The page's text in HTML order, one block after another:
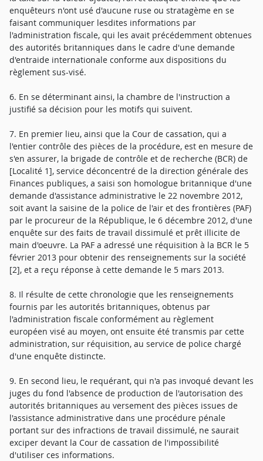
enquêteurs n'ont usé d'aucune ruse ou stratagème en se
faisant communiquer lesdites informations par
l'administration fiscale, qui les avait précédemment obtenues
des autorités britanniques dans le cadre d'une demande
d'entraide internationale conforme aux dispositions du
règlement sus-visé.
6. En se déterminant ainsi, la chambre de l'instruction a
justifié sa décision pour les motifs qui suivent.
7. En premier lieu, ainsi que la Cour de cassation, qui a
l'entier contrôle des pièces de la procédure, est en mesure de
s'en assurer, la brigade de contrôle et de recherche (BCR) de
[Localité 1], service déconcentré de la direction générale des
Finances publiques, a saisi son homologue britannique d'une
demande d'assistance administrative le 22 novembre 2012,
soit avant la saisine de la police de l'air et des frontières (PAF)
par le procureur de la République, le 6 décembre 2012, d'une
enquête sur des faits de travail dissimulé et prêt illicite de
main d'oeuvre. La PAF a adressé une réquisition à la BCR le 5
février 2013 pour obtenir des renseignements sur la société
[2], et a reçu réponse à cette demande le 5 mars 2013.
8. Il résulte de cette chronologie que les renseignements
fournis par les autorités britanniques, obtenus par
l'administration fiscale conformément au règlement
européen visé au moyen, ont ensuite été transmis par cette
administration, sur réquisition, au service de police chargé
d'une enquête distincte.
9. En second lieu, le requérant, qui n'a pas invoqué devant les
juges du fond l'absence de production de l'autorisation des
autorités britanniques au versement des pièces issues de
l'assistance administrative dans une procédure pénale
portant sur des infractions de travail dissimulé, ne saurait
exciper devant la Cour de cassation de l'impossibilité
d'utiliser ces informations.